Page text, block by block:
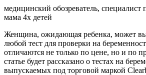
медицинский обозреватель, специалист
мама 4х детей
Женщина, ожидающая ребенка, может
любой тест для проверки на
отличаются не только по цене, но и по
статье будет рассказано о тестах на
выпускаемых под торговой маркой